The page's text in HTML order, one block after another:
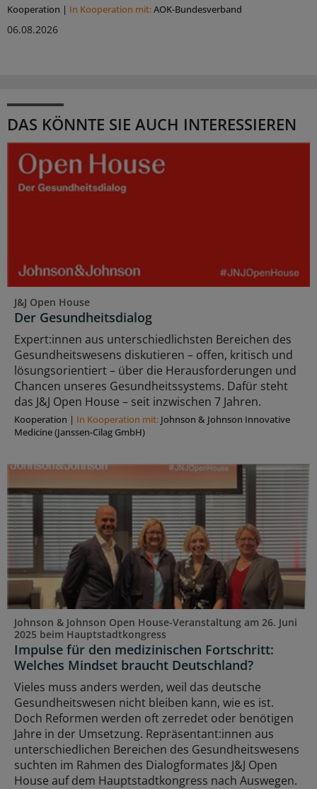
Kooperation | In Kooperation mit:AOK-Bundesverband
06.08.2026
DAS KÖNNTE SIE AUCH INTERESSIEREN
J&J Open House
Der Gesundheitsdialog
Expert:innen aus unterschiedlichsten Bereichen des
Gesundheitswesens diskutieren – offen, kritisch und
lösungsorientiert – über die Herausforderungen und
Chancen unseres Gesundheitssystems. Dafür steht
das J&J Open House – seit inzwischen 7 Jahren.
Kooperation | In Kooperation mit: Johnson & Johnson Innovative
Medicine (Janssen-Cilag GmbH)
Johnson & Johnson Open House-Veranstaltung am 26. Juni
2025 beim Hauptstadtkongress
Impulse für den medizinischen Fortschritt:
Welches Mindset braucht Deutschland?
Vieles muss anders werden, weil das deutsche
Gesundheitswesen nicht bleiben kann, wie es ist.
Doch Reformen werden oft zerredet oder benötigen
Jahre in der Umsetzung. Repräsentant:innen aus
unterschiedlichen Bereichen des Gesundheitswesens
suchten im Rahmen des Dialogformates J&J Open
House auf dem Hauptstadtkongress nach Auswegen.